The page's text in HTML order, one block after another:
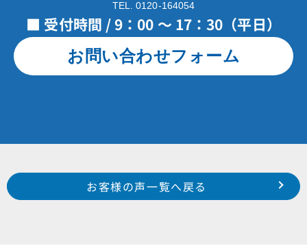
TEL. 0120-164054
■ 受付時間 / 9：00 ～ 17：30（平日）
お問い合わせフォーム
Prev
浜松市 東区 将監町 S 様
磐田市 富士見町 T 様
お客様の声一覧へ戻る